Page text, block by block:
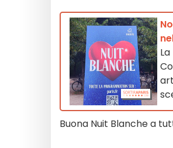
Buona Nuit Blanche a